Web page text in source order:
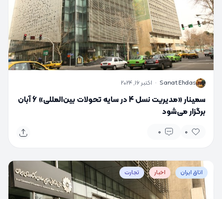
S
Sanat Ehdas
· اکتبر 16, 2024
سمینار «مدیریت نسل 4 در سایه تحولات بین‌المللی» 6 آبان
برگزار می‌شود
0
0
اتاق ایران اخبار تجارت